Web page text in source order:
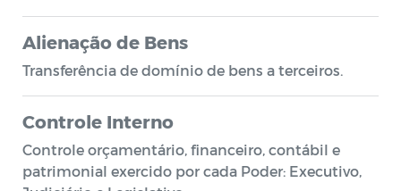
Alienação de Bens
Transferência de domínio de bens a terceiros.
Controle Interno
Controle orçamentário, financeiro, contábil e
patrimonial exercido por cada Poder: Executivo,